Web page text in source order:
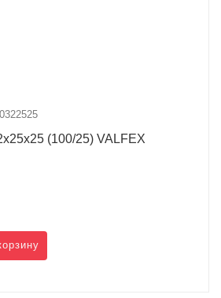
(100/25) VALFEX